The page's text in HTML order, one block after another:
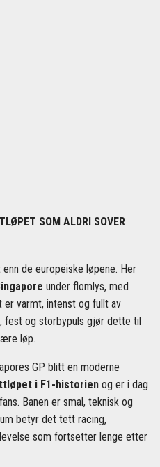
SOM ALDRI SOVER
de europeiske løpene. Her
under flomlys, med
er varmt, intenst og fullt av
fest og storbypuls gjør dette til
løp.
GP blitt en moderne
i F1-historienog er i dag
Banen er smal, teknisk og
betyr det tett racing,
som fortsetter lenge etter